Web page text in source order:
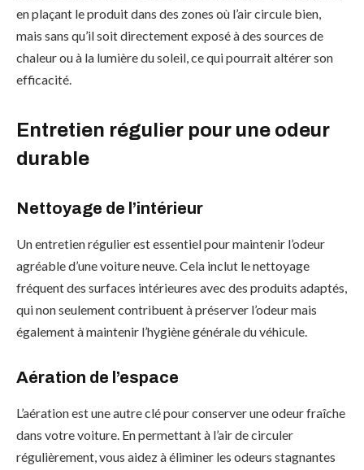
en plaçant le produit dans des zones où l’air circule bien,
mais sans qu’il soit directement exposé à des sources de
chaleur ou à la lumière du soleil, ce qui pourrait altérer son
efficacité.
Entretien régulier pour une odeur
durable
Nettoyage de l’intérieur
Un entretien régulier est essentiel pour maintenir l’odeur
agréable d’une voiture neuve. Cela inclut le nettoyage
fréquent des surfaces intérieures avec des produits adaptés,
qui non seulement contribuent à préserver l’odeur mais
également à maintenir l’hygiène générale du véhicule.
Aération de l’espace
L’aération est une autre clé pour conserver une odeur fraîche
dans votre voiture. En permettant à l’air de circuler
régulièrement, vous aidez à éliminer les odeurs stagnantes